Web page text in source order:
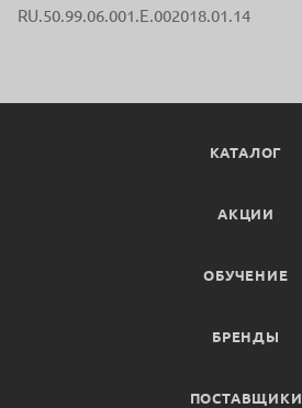
RU.50.99.06.001.E.002018.01.14
КАТАЛОГ
АКЦИИ
ОБУЧЕНИЕ
БРЕНДЫ
ПОСТАВЩИКИ